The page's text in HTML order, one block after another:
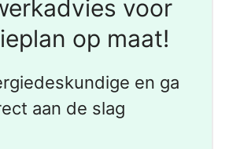
voor
op maat!
en ga
aan de slag